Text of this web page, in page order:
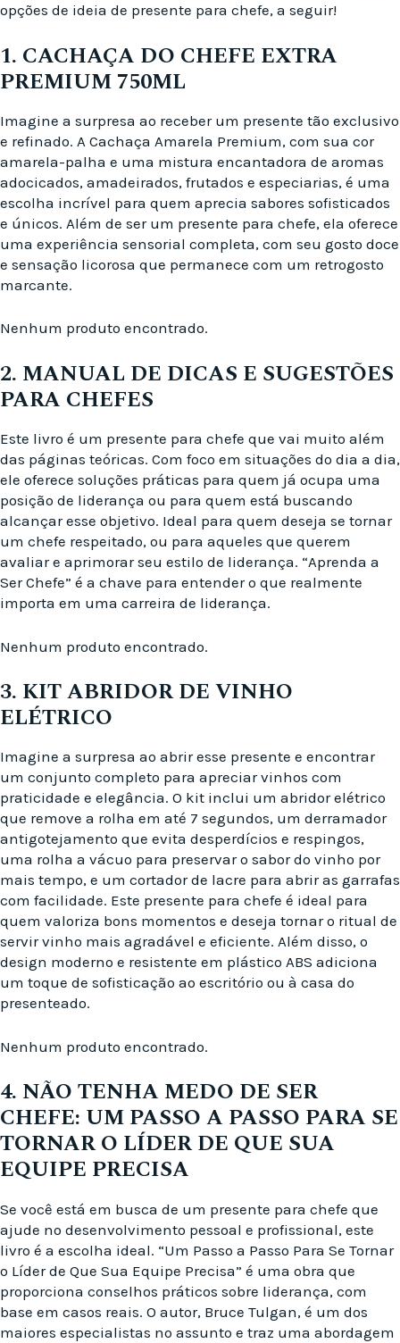
opções de ideia de presente para chefe, a seguir!
1. CACHAÇA DO CHEFE EXTRA
PREMIUM 750ML
Imagine a surpresa ao receber um presente tão exclusivo
e refinado. A Cachaça Amarela Premium, com sua cor
amarela-palha e uma mistura encantadora de aromas
adocicados, amadeirados, frutados e especiarias, é uma
escolha incrível para quem aprecia sabores sofisticados
e únicos. Além de ser um presente para chefe, ela oferece
uma experiência sensorial completa, com seu gosto doce
e sensação licorosa que permanece com um retrogosto
marcante.
Nenhum produto encontrado.
2. MANUAL DE DICAS E SUGESTÕES
PARA CHEFES
Este livro é um presente para chefe que vai muito além
das páginas teóricas. Com foco em situações do dia a dia,
ele oferece soluções práticas para quem já ocupa uma
posição de liderança ou para quem está buscando
alcançar esse objetivo. Ideal para quem deseja se tornar
um chefe respeitado, ou para aqueles que querem
avaliar e aprimorar seu estilo de liderança. “Aprenda a
Ser Chefe” é a chave para entender o que realmente
importa em uma carreira de liderança.
Nenhum produto encontrado.
3. KIT ABRIDOR DE VINHO
ELÉTRICO
Imagine a surpresa ao abrir esse presente e encontrar
um conjunto completo para apreciar vinhos com
praticidade e elegância. O kit inclui um abridor elétrico
que remove a rolha em até 7 segundos, um derramador
antigotejamento que evita desperdícios e respingos,
uma rolha a vácuo para preservar o sabor do vinho por
mais tempo, e um cortador de lacre para abrir as garrafas
com facilidade. Este presente para chefe é ideal para
quem valoriza bons momentos e deseja tornar o ritual de
servir vinho mais agradável e eficiente. Além disso, o
design moderno e resistente em plástico ABS adiciona
um toque de sofisticação ao escritório ou à casa do
presenteado.
Nenhum produto encontrado.
4. NÃO TENHA MEDO DE SER
CHEFE: UM PASSO A PASSO PARA SE
TORNAR O LÍDER DE QUE SUA
EQUIPE PRECISA
Se você está em busca de um presente para chefe que
ajude no desenvolvimento pessoal e profissional, este
livro é a escolha ideal. “Um Passo a Passo Para Se Tornar
o Líder de Que Sua Equipe Precisa” é uma obra que
proporciona conselhos práticos sobre liderança, com
base em casos reais. O autor, Bruce Tulgan, é um dos
maiores especialistas no assunto e traz uma abordagem